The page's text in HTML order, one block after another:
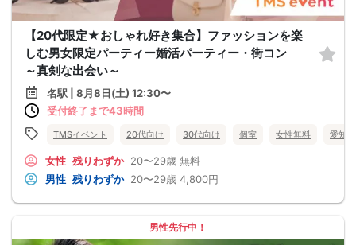
【20代限定★おしゃれ好き集合】ファッションを楽
しむ男女限定パーティー婚活パーティー・街コン
～真剣な出会い～
名駅 | 8月8日(土) 12:30〜
受付終了まで43時間
TMSイベント 20代向け 30代向け 個室 女性無料 愛知県
女性 残りわずか 20〜29歳 無料
男性 残りわずか 20〜29歳 4,800円
男性先行中！